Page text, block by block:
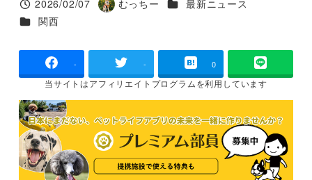
投稿日
2026/02/07
著
むっちー カテゴリー
最新ニュース
カテゴリー
関西
- - 0
当サイトはアフィリエイトプログラムを利用しています